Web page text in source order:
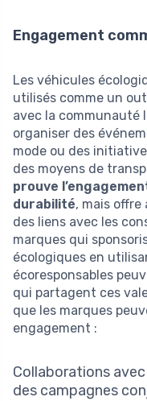
Engagement
Les véhicules
utilisés comme un
avec la communauté
organiser des
mode ou des
des moyens de
prouve
durabilité, mais
des liens avec les
marques qui
écologiques en
écoresponsables
qui partagent ces
que les marques
engagement :
Collaborations
des campagnes